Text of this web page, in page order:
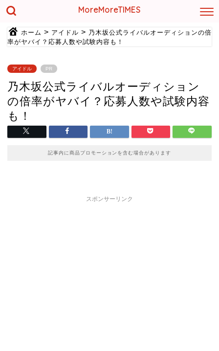
MoreMoreTIMES
ホーム > アイドル > 乃木坂公式ライバルオーディションの倍
率がヤバイ？応募人数や試験内容も！
アイドル PR
乃木坂公式ライバルオーディション
の倍率がヤバイ？応募人数や試験内容
も！
記事内に商品プロモーションを含む場合があります
スポンサーリンク